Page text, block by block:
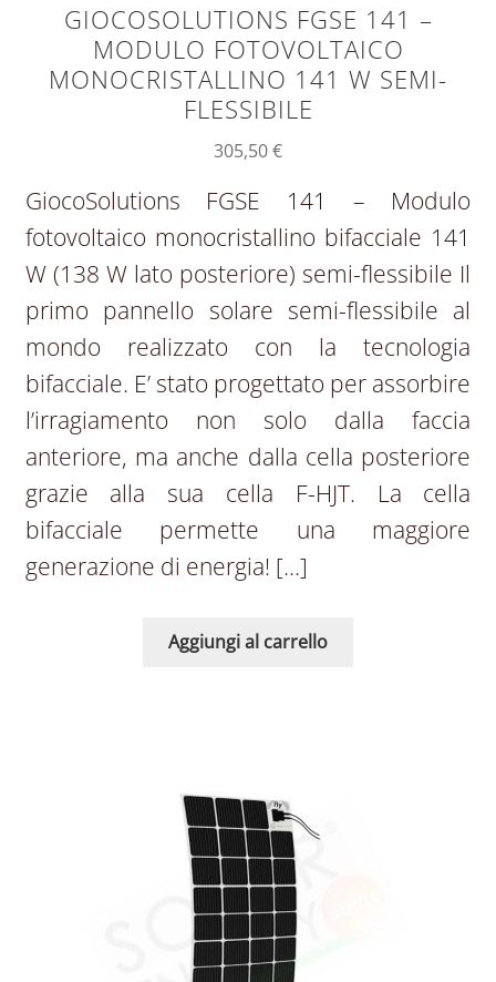
GIOCOSOLUTIONS FGSE 141 –
MODULO FOTOVOLTAICO
MONOCRISTALLINO 141 W SEMI-
FLESSIBILE
305,50€
GiocoSolutions FGSE 141 – Modulo
fotovoltaico monocristallino bifacciale 141
W (138 W lato posteriore) semi-flessibile Il
primo pannello solare semi-flessibile al
mondo realizzato con la tecnologia
bifacciale. E’ stato progettato per assorbire
l’irragiamento non solo dalla faccia
anteriore, ma anche dalla cella posteriore
grazie alla sua cella F-HJT. La cella
bifacciale permette una maggiore
generazione di energia! […]
Aggiungi al carrello